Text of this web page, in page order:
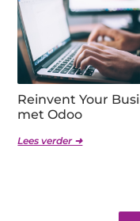
Reinvent Your
met Odoo
Lees verder ➜